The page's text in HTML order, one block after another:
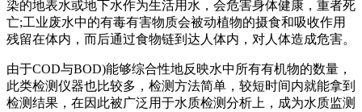
染的地表水或地下水作为生活用水，会危害身体健康，重者死
亡;工业废水中的有毒有害物质会被动植物的摄食和吸收作用
残留在体内，而后通过食物链到达人体内，对人体造成危害。
由于COD与BOD)能够综合性地反映水中所有有机物的数量，
此类检测仪器也比较多，检测方法简单，较短时间内就能拿到
检测结果，在因此被广泛用于水质检测分析上，成为水质监测